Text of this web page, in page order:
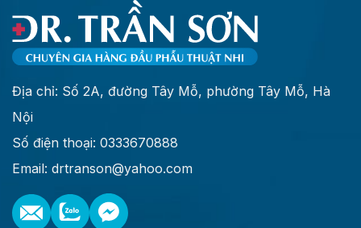
Địa chỉ: Số 2A, đường Tây Mỗ, phường Tây Mỗ, Hà
Nội
Số điện thoại: 0333670888
Email: drtranson@yahoo.com